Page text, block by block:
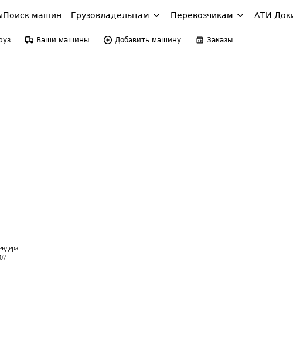
Поиск машин Грузовладельцам Перевозчикам АТИ-
Ваши машины Добавить машину Заказы